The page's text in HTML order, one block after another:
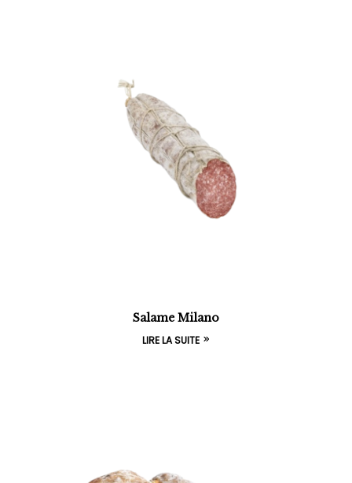
Salame Milano
LIRE LA SUITE